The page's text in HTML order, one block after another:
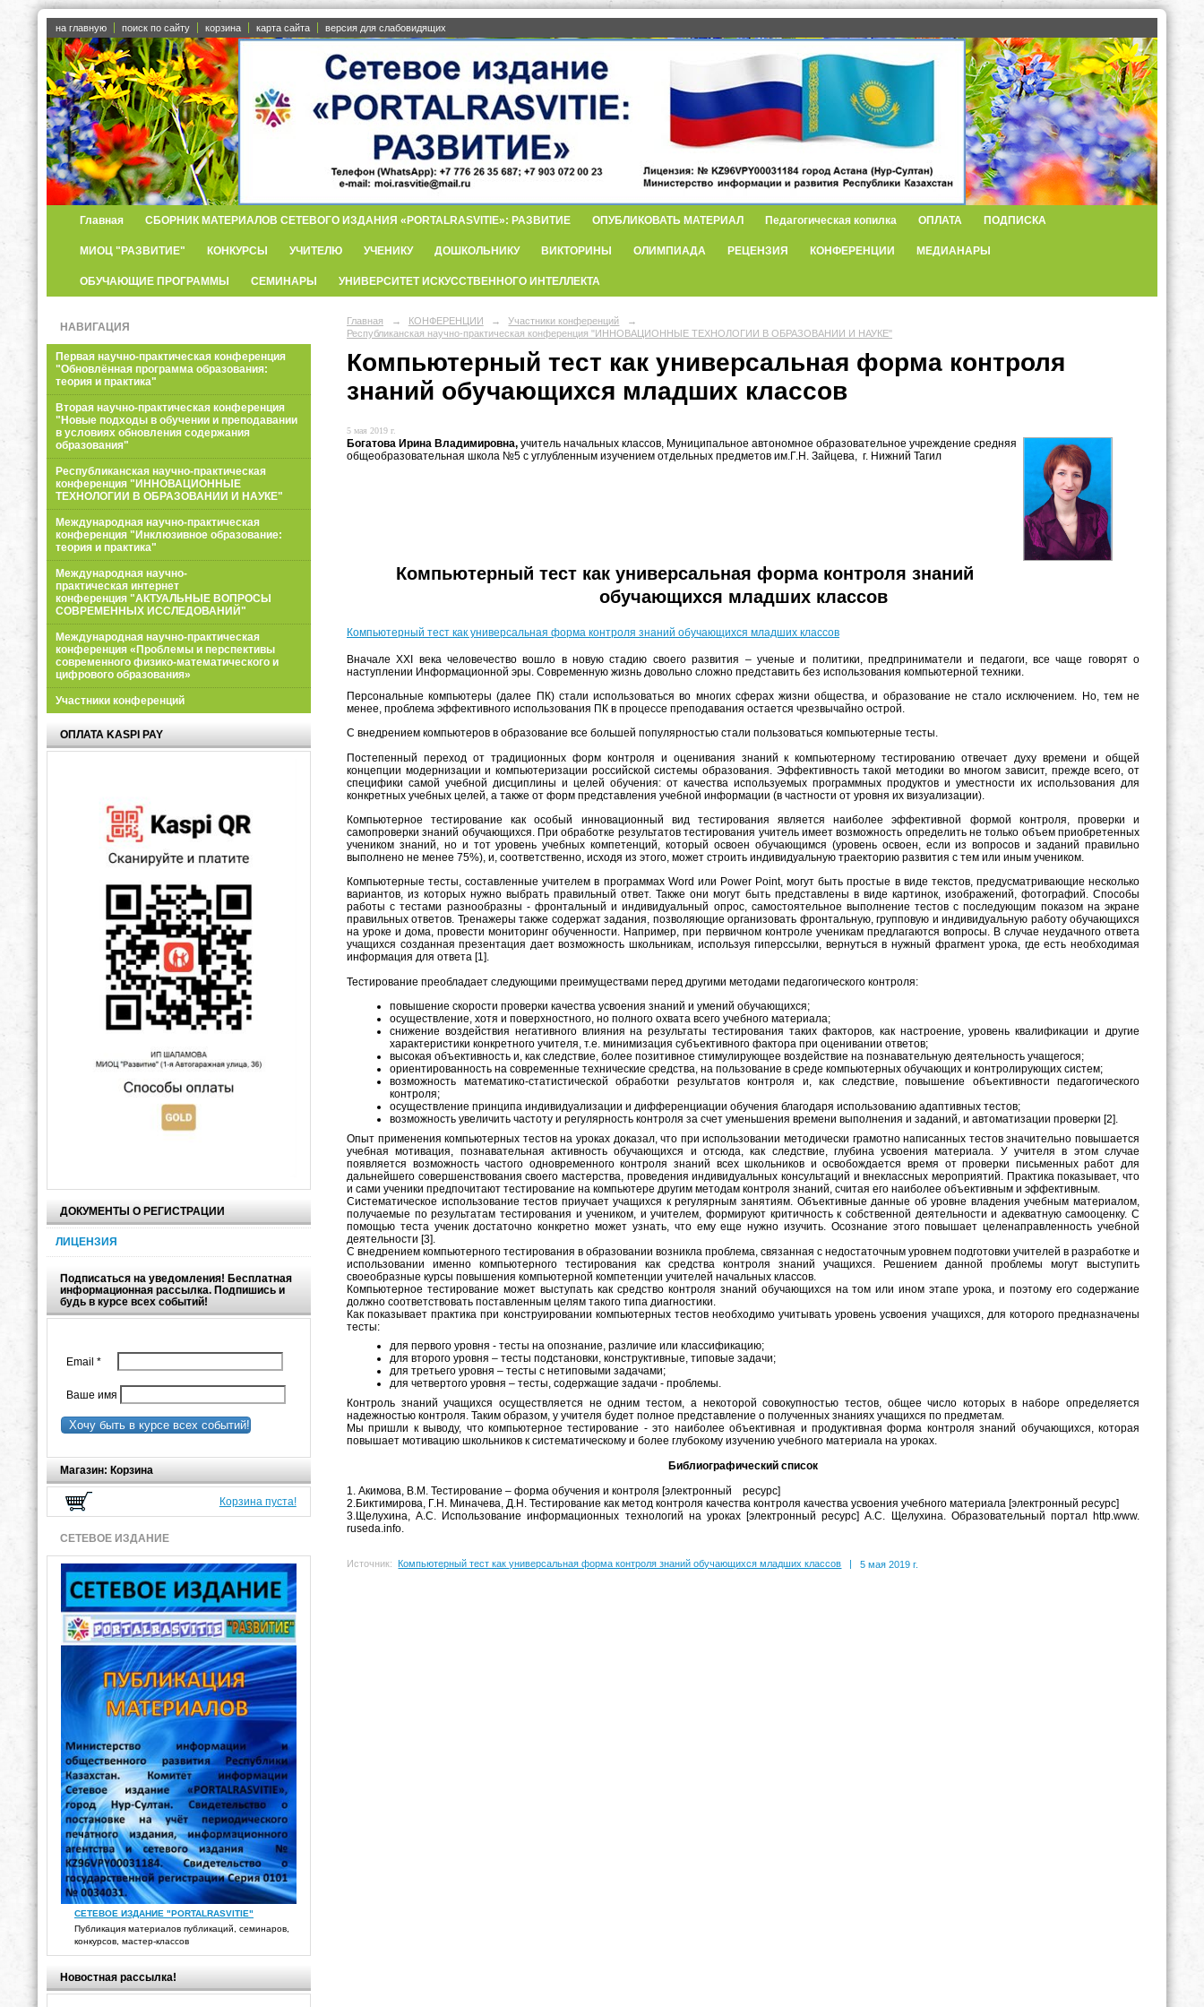
на главную поиск по сайту корзина карта сайта версия для слабовидящих
Главная СБОРНИК МАТЕРИАЛОВ СЕТЕВОГО ИЗДАНИЯ «PORTALRASVITIE»: РАЗВИТИЕ ОПУБЛИКОВАТЬ МАТЕРИАЛ Педагогическая копилка ОПЛАТА ПОДПИСКА
МИОЦ "РАЗВИТИЕ" КОНКУРСЫ УЧИТЕЛЮ УЧЕНИКУ ДОШКОЛЬНИКУ ВИКТОРИНЫ ОЛИМПИАДА РЕЦЕНЗИЯ КОНФЕРЕНЦИИ МЕДИАНАРЫ
ОБУЧАЮЩИЕ ПРОГРАММЫ СЕМИНАРЫ УНИВЕРСИТЕТ ИСКУССТВЕННОГО ИНТЕЛЛЕКТА
НАВИГАЦИЯ
Первая научно-практическая конференция
"Обновлённая программа образования:
теория и практика"
Вторая научно-практическая конференция
"Новые подходы в обучении и преподавании
в условиях обновления содержания
образования"
Республиканская научно-практическая
конференция "ИННОВАЦИОННЫЕ
ТЕХНОЛОГИИ В ОБРАЗОВАНИИ И НАУКЕ"
Международная научно-практическая
конференция "Инклюзивное образование:
теория и практика"
Международная научно-
практическая интернет
конференция "АКТУАЛЬНЫЕ ВОПРОСЫ
СОВРЕМЕННЫХ ИССЛЕДОВАНИЙ"
Международная научно-практическая
конференция «Проблемы и перспективы
современного физико-математического и
цифрового образования»
Участники конференций
ОПЛАТА KASPI PAY
ДОКУМЕНТЫ О РЕГИСТРАЦИИ
ЛИЦЕНЗИЯ
Подписаться на уведомления! Бесплатная
информационная рассылка. Подпишись и
будь в курсе всех событий!
Email *
Ваше имя
Хочу быть в курсе всех событий!
Магазин: Корзина
Корзина пуста!
СЕТЕВОЕ ИЗДАНИЕ
СЕТЕВОЕ ИЗДАНИЕ "PORTALRASVITIE"
Публикация материалов публикаций, семинаров,
конкурсов, мастер-классов
Новостная рассылка!
Главная → КОНФЕРЕНЦИИ → Участники конференций
→
Республиканская научно-практическая конференция "ИННОВАЦИОННЫЕ ТЕХНОЛОГИИ В ОБРАЗОВАНИИ И НАУКЕ"
Компьютерный тест как универсальная форма контроля
знаний обучающихся младших классов
5 мая 2019 г.
Богатова Ирина Владимировна, учитель начальных классов, Муниципальное автономное образовательное учреждение средняя
общеобразовательная школа №5 с углубленным изучением отдельных предметов им.Г.Н. Зайцева, г. Нижний Тагил
Компьютерный тест как универсальная форма контроля знаний
обучающихся младших классов
Компьютерный тест как универсальная форма контроля знаний обучающихся младших классов
Вначале ХХI века человечество вошло в новую стадию своего развития – ученые и политики, предприниматели и педагоги, все чаще говорят о
наступлении Информационной эры. Современную жизнь довольно сложно представить без использования компьютерной техники.
Персональные компьютеры (далее ПК) стали использоваться во многих сферах жизни общества, и образование не стало исключением. Но, тем не
менее, проблема эффективного использования ПК в процессе преподавания остается чрезвычайно острой.
С внедрением компьютеров в образование все большей популярностью стали пользоваться компьютерные тесты.
Постепенный переход от традиционных форм контроля и оценивания знаний к компьютерному тестированию отвечает духу времени и общей
концепции модернизации и компьютеризации российской системы образования. Эффективность такой методики во многом зависит, прежде всего, от
специфики самой учебной дисциплины и целей обучения: от качества используемых программных продуктов и уместности их использования для
конкретных учебных целей, а также от форм представления учебной информации (в частности от уровня их визуализации).
Компьютерное тестирование как особый инновационный вид тестирования является наиболее эффективной формой контроля, проверки и
самопроверки знаний обучающихся. При обработке результатов тестирования учитель имеет возможность определить не только объем приобретенных
учеником знаний, но и тот уровень учебных компетенций, который освоен обучающимся (уровень освоен, если из вопросов и заданий правильно
выполнено не менее 75%), и, соответственно, исходя из этого, может строить индивидуальную траекторию развития с тем или иным учеником.
Компьютерные тесты, составленные учителем в программах Word или Power Point, могут быть простые в виде текстов, предусматривающие несколько
вариантов, из которых нужно выбрать правильный ответ. Также они могут быть представлены в виде картинок, изображений, фотографий. Способы
работы с тестами разнообразны - фронтальный и индивидуальный опрос, самостоятельное выполнение тестов с последующим показом на экране
правильных ответов. Тренажеры также содержат задания, позволяющие организовать фронтальную, групповую и индивидуальную работу обучающихся
на уроке и дома, провести мониторинг обученности. Например, при первичном контроле ученикам предлагаются вопросы. В случае неудачного ответа
учащихся созданная презентация дает возможность школьникам, используя гиперссылки, вернуться в нужный фрагмент урока, где есть необходимая
информация для ответа [1].
Тестирование преобладает следующими преимуществами перед другими методами педагогического контроля:
повышение скорости проверки качества усвоения знаний и умений обучающихся;
осуществление, хотя и поверхностного, но полного охвата всего учебного материала;
снижение воздействия негативного влияния на результаты тестирования таких факторов, как настроение, уровень квалификации и другие
характеристики конкретного учителя, т.е. минимизация субъективного фактора при оценивании ответов;
высокая объективность и, как следствие, более позитивное стимулирующее воздействие на познавательную деятельность учащегося;
ориентированность на современные технические средства, на пользование в среде компьютерных обучающих и контролирующих систем;
возможность математико-статистической обработки результатов контроля и, как следствие, повышение объективности педагогического
контроля;
осуществление принципа индивидуализации и дифференциации обучения благодаря использованию адаптивных тестов;
возможность увеличить частоту и регулярность контроля за счет уменьшения времени выполнения и заданий, и автоматизации проверки [2].
Опыт применения компьютерных тестов на уроках доказал, что при использовании методически грамотно написанных тестов значительно повышается
учебная мотивация, познавательная активность обучающихся и отсюда, как следствие, глубина усвоения материала. У учителя в этом случае
появляется возможность частого одновременного контроля знаний всех школьников и освобождается время от проверки письменных работ для
дальнейшего совершенствования своего мастерства, проведения индивидуальных консультаций и внеклассных мероприятий. Практика показывает, что
и сами ученики предпочитают тестирование на компьютере другим методам контроля знаний, считая его наиболее объективным и эффективным.
Систематическое использование тестов приучает учащихся к регулярным занятиям. Объективные данные об уровне владения учебным материалом,
получаемые по результатам тестирования и учеником, и учителем, формируют критичность к собственной деятельности и адекватную самооценку. С
помощью теста ученик достаточно конкретно может узнать, что ему еще нужно изучить. Осознание этого повышает целенаправленность учебной
деятельности [3].
С внедрением компьютерного тестирования в образовании возникла проблема, связанная с недостаточным уровнем подготовки учителей в разработке и
использовании именно компьютерного тестирования как средства контроля знаний учащихся. Решением данной проблемы могут выступить
своеобразные курсы повышения компьютерной компетенции учителей начальных классов.
Компьютерное тестирование может выступать как средство контроля знаний обучающихся на том или ином этапе урока, и поэтому его содержание
должно соответствовать поставленным целям такого типа диагностики.
Как показывает практика при конструировании компьютерных тестов необходимо учитывать уровень усвоения учащихся, для которого предназначены
тесты:
для первого уровня - тесты на опознание, различие или классификацию;
для второго уровня – тесты подстановки, конструктивные, типовые задачи;
для третьего уровня – тесты с нетиповыми задачами;
для четвертого уровня – тесты, содержащие задачи - проблемы.
Контроль знаний учащихся осуществляется не одним тестом, а некоторой совокупностью тестов, общее число которых в наборе определяется
надежностью контроля. Таким образом, у учителя будет полное представление о полученных знаниях учащихся по предметам.
Мы пришли к выводу, что компьютерное тестирование - это наиболее объективная и продуктивная форма контроля знаний обучающихся, которая
повышает мотивацию школьников к систематическому и более глубокому изучению учебного материала на уроках.
Библиографический список
1. Акимова, В.М. Тестирование – форма обучения и контроля [электронный ресурс]
2.Биктимирова, Г.Н. Миначева, Д.Н. Тестирование как метод контроля качества контроля качества усвоения учебного материала [электронный ресурс]
3.Щелухина, А.С. Использование информационных технологий на уроках [электронный ресурс] А.С. Щелухина. Образовательный портал http.www.
ruseda.info.
Источник: Компьютерный тест как универсальная форма контроля знаний обучающихся младших классов 5 мая 2019 г.